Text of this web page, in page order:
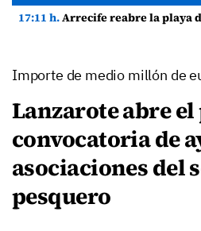
17:11 h.Arrecife reabre la playa de El Reducto con las últimas
Importe de medio millón de
Lanzarote abre
convocatoria de
asociaciones del
pesquero